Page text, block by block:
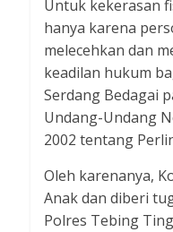
Untuk kekerasan
hanya karena
melecehkan dan
keadilan hukum
Serdang Bedagai
Undang-Undang
2002 tentang
Oleh karenanya,
Anak dan diberi
Polres Tebing